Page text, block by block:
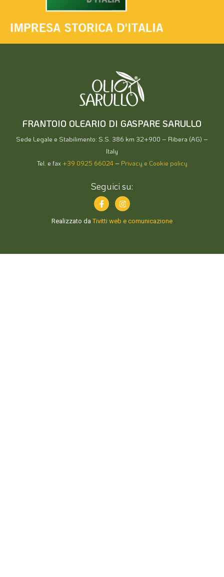
FRANTOIO OLEARIO DI GASPARE SARULLO
Sede Legale e Stabilimento: S.S. 386 km 32+900 – Ribera (AG) –
Italy
Tel. e fax+39 0925 66024 – Privacy e Cookie policy
Seguici su:
Realizzato daTivitti web e comunicazione